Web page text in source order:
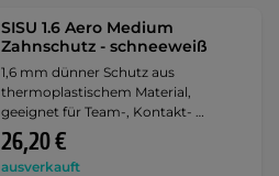
SISU 1.6 Aero Medium
Zahnschutz - schneeweiß
1,6 mm dünner Schutz aus
thermoplastischem Material,
geeignet für Team-, Kontakt- …
26,20 €
ausverkauft